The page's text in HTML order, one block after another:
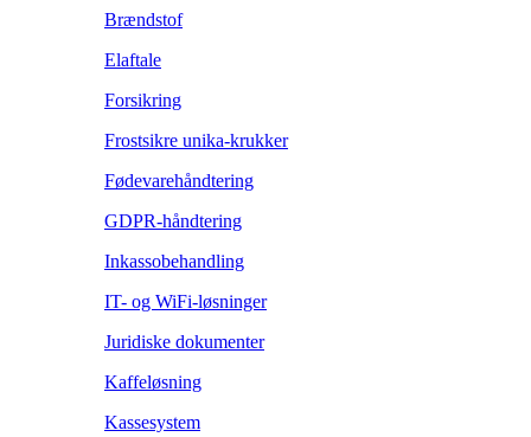
Brændstof
Elaftale
Forsikring
Frostsikre unika-krukker
Fødevarehåndtering
GDPR-håndtering
Inkassobehandling
IT- og WiFi-løsninger
Juridiske dokumenter
Kaffeløsning
Kassesystem